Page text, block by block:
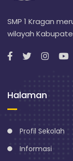
SMP 1 Kragan
wilayah
Halaman
Profil Sekolah
Informasi